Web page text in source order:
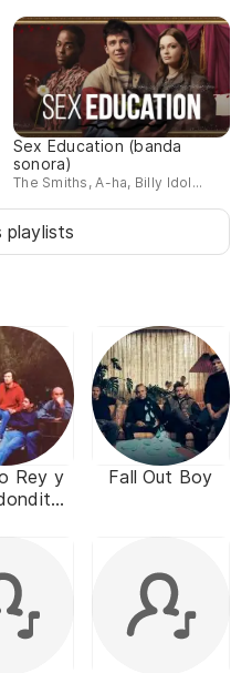
Sex Education (banda
sonora)
The Smiths, A-ha, Billy Idol...
playlists
Rey y
Fall Out Boy